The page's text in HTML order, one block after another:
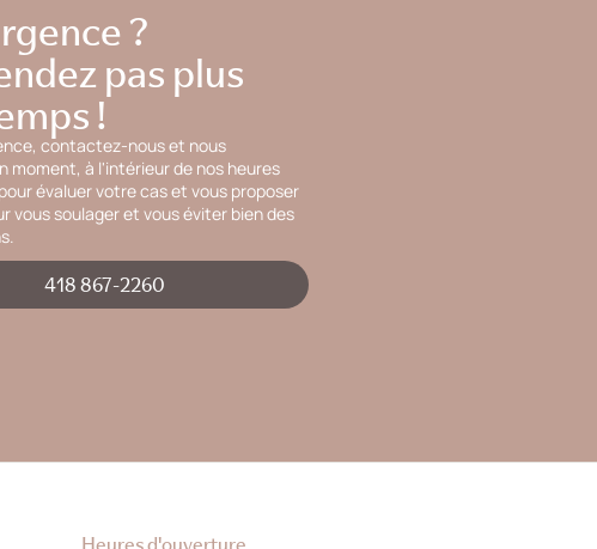
?
pas plus
!
contactez-nous et nous
moment, à l'intérieur de nos heures
évaluer votre cas et vous proposer
vous soulager et vous éviter bien des
418 867-2260